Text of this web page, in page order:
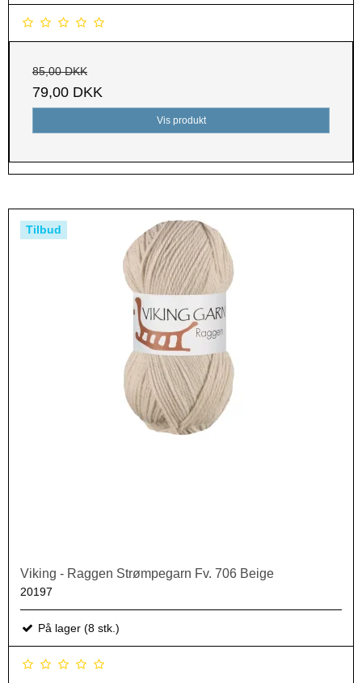
85,00 DKK
79,00 DKK
Vis produkt
Tilbud
Viking - Raggen Strømpegarn Fv. 706 Beige
20197
På lager (8 stk.)